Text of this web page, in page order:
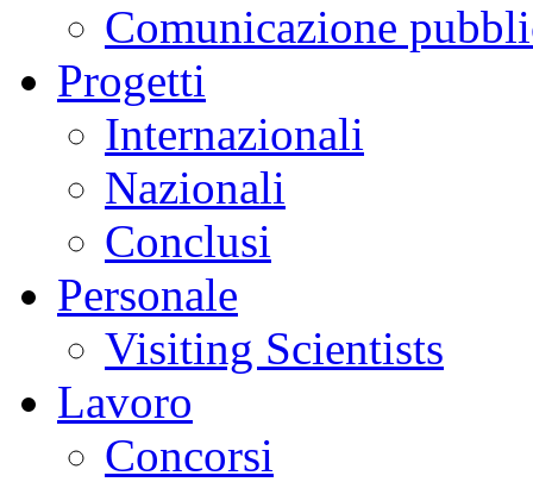
Comunicazione
Progetti
Internazionali
Nazionali
Conclusi
Personale
Visiting Scientists
Lavoro
Concorsi